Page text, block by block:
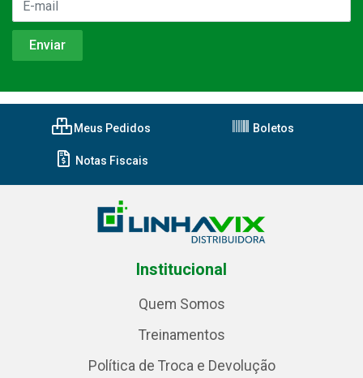
Meus Pedidos Boletos
Notas Fiscais
Institucional
Quem Somos
Treinamentos
Política de Troca e Devolução